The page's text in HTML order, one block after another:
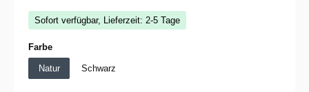
Sofort verfügbar, Lieferzeit: 2-5 Tage
Farbeauswählen
Natur Schwarz